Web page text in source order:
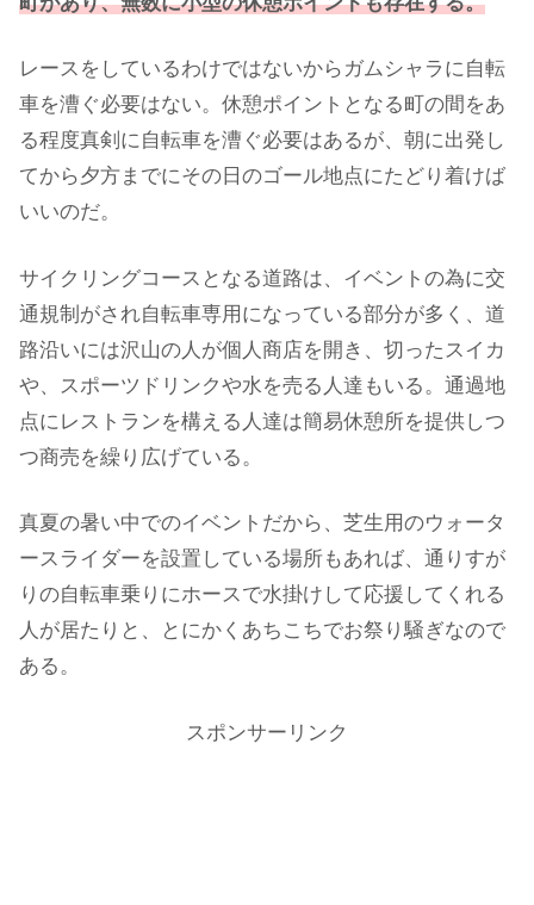
レースをしているわけではないからガムシャラに自転
車を漕ぐ必要はない。休憩ポイントとなる町の間をあ
る程度真剣に自転車を漕ぐ必要はあるが、朝に出発し
てから夕方までにその日のゴール地点にたどり着けば
いいのだ。
サイクリングコースとなる道路は、イベントの為に交
通規制がされ自転車専用になっている部分が多く、道
路沿いには沢山の人が個人商店を開き、切ったスイカ
や、スポーツドリンクや水を売る人達もいる。通過地
点にレストランを構える人達は簡易休憩所を提供しつ
つ商売を繰り広げている。
真夏の暑い中でのイベントだから、芝生用のウォータ
ースライダーを設置している場所もあれば、通りすが
りの自転車乗りにホースで水掛けして応援してくれる
人が居たりと、とにかくあちこちでお祭り騒ぎなので
ある。
スポンサーリンク